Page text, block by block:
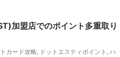
加盟店でのポイント多重取り
カード攻略, ドットエスティポイント , ハ